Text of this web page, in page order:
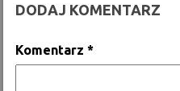
DODAJ KOMENTARZ
Komentarz*